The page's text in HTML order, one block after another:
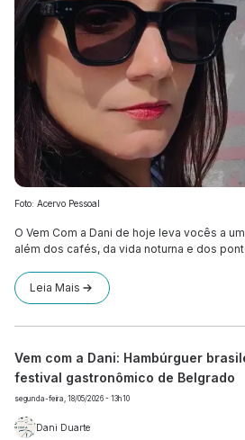
Foto: Acervo Pessoal
O Vem Com a Dani de hoje leva vocês a
além dos cafés, da vida noturna e dos
Leia Mais
Vem com a Dani: Hambúrguer
festival gastronômico de Belgrado
segunda-feira, 18/05/2026 - 13h10
Dani Duarte